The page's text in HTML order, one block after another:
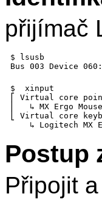
přijímač
$ lsusb
Bus 003 Device
$  xinput
⎡ Virtual core
⎜   ↳ MX Ergo
⎣ Virtual core
↳ Logitech MX
Postup
Připojit